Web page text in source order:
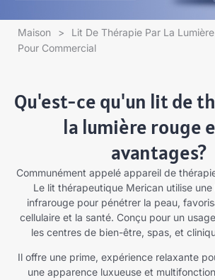
Maison > Lit De Thérapie Par La
Pour Commercial
Qu'est-ce qu'un lit de
la lumière rouge
avantages?
Communément appelé appareil de
Le lit thérapeutique Merican utilise une
infrarouge pour pénétrer la peau,
cellulaire et la santé. Conçu pour un
les centres de bien-être, spas, et
Il offre une prime, expérience relaxante
une apparence luxueuse et